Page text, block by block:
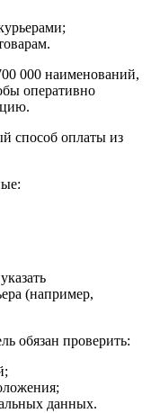
000 наименований,
оперативно
способ оплаты из
(например,
обязан проверить:
данных.